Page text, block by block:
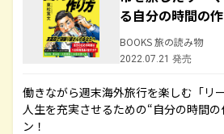
る自分の時間の
BOOKS 旅の読み物
2022.07.21 発売
働きながら週末海外旅行を楽しむ「リ
人生を充実させるための“自分の時間
ン！